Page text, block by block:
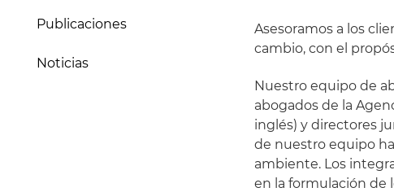
Publicaciones
Noticias
Asesoramos a los
cambio, con el
Nuestro equipo de
abogados de la
inglés) y directores
de nuestro equipo
ambiente. Los
en la formulación de